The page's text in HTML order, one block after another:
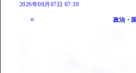
2026年08月07日 07:30
政治・